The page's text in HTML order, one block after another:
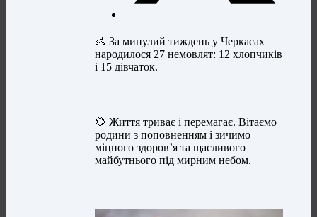
👶 За минулий тиждень у Черкасах
народилося 27 немовлят: 12 хлопчиків
і 15 дівчаток.
🌻 Життя триває і перемагає. Вітаємо
родини з поповненням і зичимо
міцного здоров’я та щасливого
майбутнього під мирним небом.